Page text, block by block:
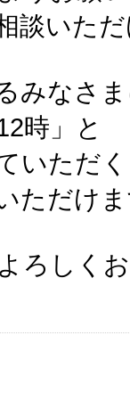
談いた
みなさ
時」と
いただ
ただけ
ろしく